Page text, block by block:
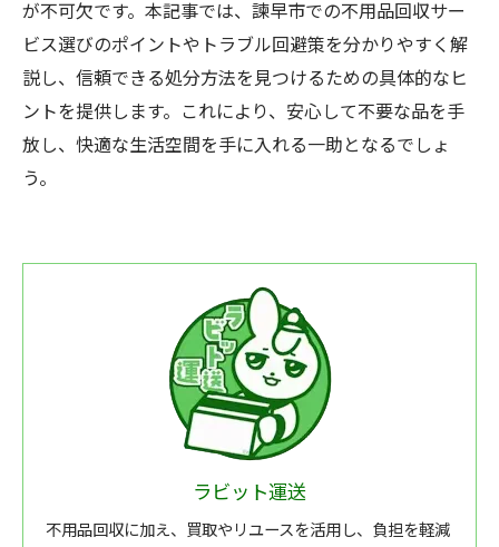
が不可欠です。本記事では、諫早市での不用品回収サー
ビス選びのポイントやトラブル回避策を分かりやすく解
説し、信頼できる処分方法を見つけるための具体的なヒ
ントを提供します。これにより、安心して不要な品を手
放し、快適な生活空間を手に入れる一助となるでしょ
う。
ラビット運送
不用品回収に加え、買取やリユースを活用し、負担を軽減